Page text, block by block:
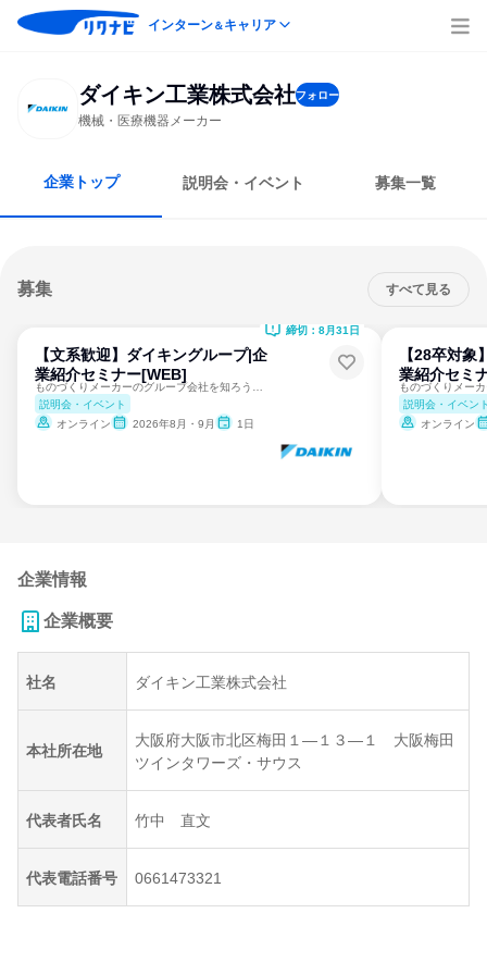
インターン＆キャリア
ダイキン工業株式会社フォロー
機械・医療機器メーカー
企業トップ 説明会・イベント 募集一覧
募集 すべて見る
【文系歓迎】ダイキングループ|企
業紹介セミナー[WEB]
説明会・イベント
オンライン
2026年8月・9月 1日
締切：8月31日
【28卒対
業紹介セミ
説明会・イベン
オンライン
企業情報
企業概要
社名 ダイキン工業株式会社
本社所在地
大阪府大阪市北区梅田１―１３―１ 大阪梅田
ツインタワーズ・サウス
代表者氏名 竹中 直文
代表電話番号 0661473321